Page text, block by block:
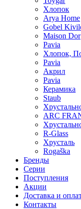
Хлопок
Arya Home
Gobel
Maison Dor
Pavia
Хлопок,
Pavia
Акрил
Pavia
Керамика
Staub
ARC
R-Glass
Хрусталь
Rogaška
Бренды
Серии
Поступления
Акции
Доставка и
Контакты